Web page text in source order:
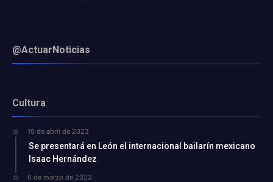
@ActuarNoticias
Cultura
10 de abril de 2023
Se presentará en León el internacional bailarín mexicano
Isaac Hernández
6 de marzo de 2023